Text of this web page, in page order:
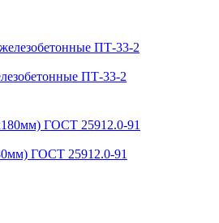
ПТ-33-2
ГОСТ 25912.0-91